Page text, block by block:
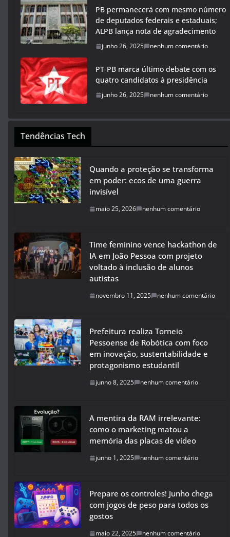
PB permanecerá com mesmo número
de deputados federais e estaduais;
ALPB lança nota de agradecimento
junho 26, 2025 nenhum comentário
PT-PB marca último debate com os
quatro candidatos à presidência
junho 26, 2025 nenhum comentário
Tendências Tech
Quando a proteção se transforma
em poder: ecos de uma guerra
invisível
maio 25, 2026 nenhum comentário
Time feminino vence hackathon de
IA em João Pessoa com projeto
voltado à inclusão de alunos
autistas
novembro 11, 2025 nenhum comentário
Prefeitura realiza Torneio
Pessoense de Robótica com foco
em inovação, sustentabilidade e
protagonismo estudantil
junho 8, 2025 nenhum comentário
A mentira da RAM irrelevante:
como o marketing matou a
memória das placas de vídeo
junho 1, 2025 nenhum comentário
Prepare os controles! Junho chega
com jogos de peso para todos os
gostos
maio 22, 2025 nenhum comentário